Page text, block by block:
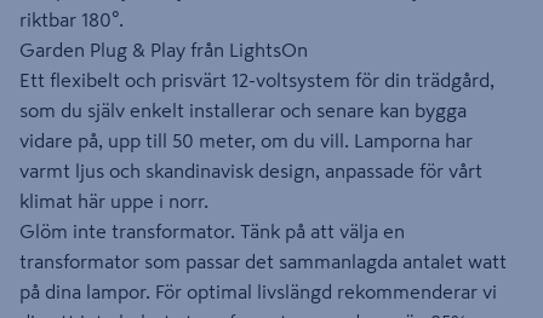
riktbar 180°.
Garden Plug & Play från LightsOn
Ett flexibelt och prisvärt 12-voltsystem för din trädgård,
som du själv enkelt installerar och senare kan bygga
vidare på, upp till 50 meter, om du vill. Lamporna har
varmt ljus och skandinavisk design, anpassade för vårt
klimat här uppe i norr.
Glöm inte transformator. Tänk på att välja en
transformator som passar det sammanlagda antalet watt
på dina lampor. För optimal livslängd rekommenderar vi